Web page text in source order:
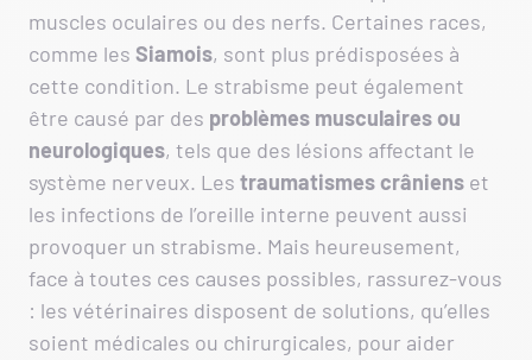
muscles oculaires ou des nerfs. Certaines races,
comme les Siamois, sont plus prédisposées à
cette condition. Le strabisme peut également
être causé par des problèmes musculaires ou
neurologiques, tels que des lésions affectant le
système nerveux. Les traumatismes crâniens et
les infections de l’oreille interne peuvent aussi
provoquer un strabisme. Mais heureusement,
face à toutes ces causes possibles, rassurez-vous
: les vétérinaires disposent de solutions, qu’elles
soient médicales ou chirurgicales, pour aider